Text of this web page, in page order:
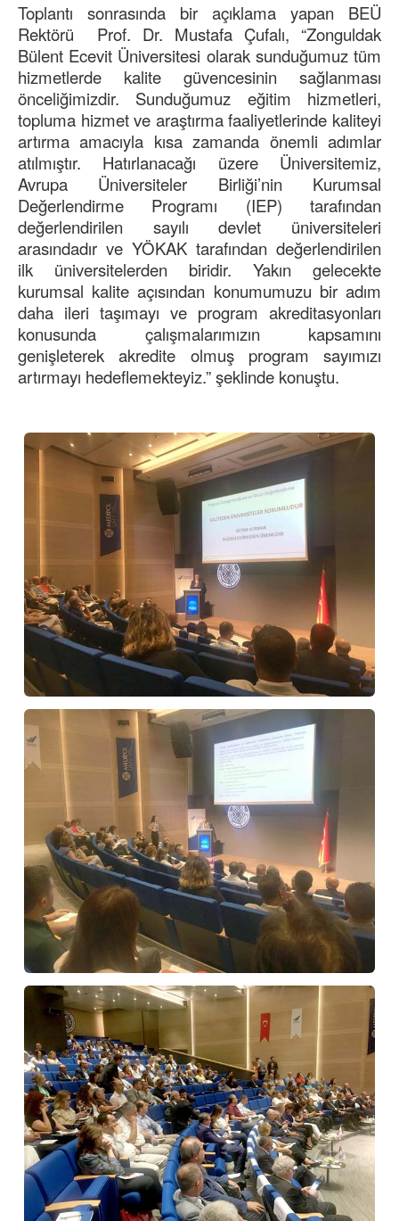
Toplantı sonrasında bir açıklama yapan BEÜ
Rektörü Prof. Dr. Mustafa Çufalı, “Zonguldak
Bülent Ecevit Üniversitesi olarak sunduğumuz tüm
hizmetlerde kalite güvencesinin sağlanması
önceliğimizdir. Sunduğumuz eğitim hizmetleri,
topluma hizmet ve araştırma faaliyetlerinde kaliteyi
artırma amacıyla kısa zamanda önemli adımlar
atılmıştır. Hatırlanacağı üzere Üniversitemiz,
Avrupa Üniversiteler Birliği’nin Kurumsal
Değerlendirme Programı (IEP) tarafından
değerlendirilen sayılı devlet üniversiteleri
arasındadır ve YÖKAK tarafından değerlendirilen
ilk üniversitelerden biridir. Yakın gelecekte
kurumsal kalite açısından konumumuzu bir adım
daha ileri taşımayı ve program akreditasyonları
konusunda çalışmalarımızın kapsamını
genişleterek akredite olmuş program sayımızı
artırmayı hedeflemekteyiz.” şeklinde konuştu.